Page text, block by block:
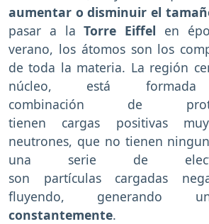
aumentar o disminuir el
pasar a laTorre Eiffel en
verano, los átomos son los
de toda la materia. La región
núcleo, está
combinación de
tienen cargas positivas
neutrones, que no tienen
una serie de
son partículas cargadas
fluyendo, generando
constantemente.